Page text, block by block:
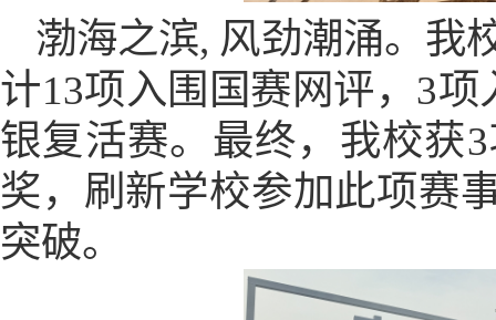
渤海之滨, 风劲潮涌。我
计13项入围国赛网评，3
银复活赛。 最终，我校获
奖，刷新学校参加此项赛
突破。